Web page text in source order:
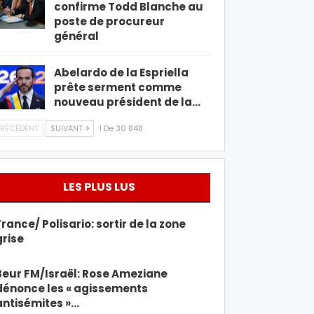
confirme Todd Blanche au
poste de procureur
général
Abelardo de la Espriella
prête serment comme
nouveau président de la…
SUIVANT 1 De 30 848
LES PLUS LUS
Polisario: sortir de la zone
FM/Israël: Rose Ameziane
les « agissements
»…